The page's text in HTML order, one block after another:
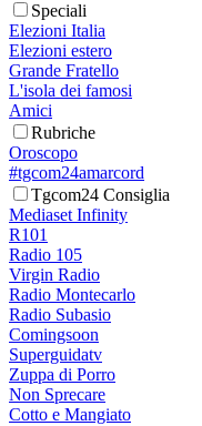
Speciali
Elezioni Italia
Elezioni estero
Grande Fratello
L'isola dei famosi
Amici
Rubriche
Oroscopo
#tgcom24amarcord
Tgcom24 Consiglia
Mediaset Infinity
R101
Radio 105
Virgin Radio
Radio Montecarlo
Radio Subasio
Comingsoon
Superguidatv
Zuppa di Porro
Non Sprecare
Cotto e Mangiato